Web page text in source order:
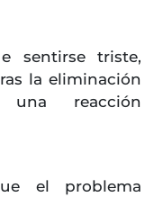
sentirse triste,
la eliminación
reacción
el problema